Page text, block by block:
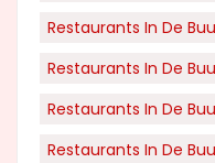
Restaurants In De
Restaurants In De
Restaurants In De
Restaurants In De